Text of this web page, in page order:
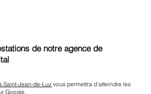
de notre agence de
Saint-Jean-de-Luz vous permettra d'atteindre les
Google.